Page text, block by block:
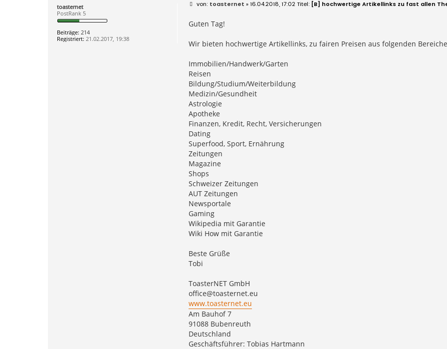
toasternet
PostRank 5
Beiträge: 214
Registriert: 21.02.2017, 19:38
B
t
g
toasternet » 16.04.2018, 17:02 [B] hochwertige Artikellinks zu fast allen
Guten Tag!
Wir bieten hochwertige Artikellinks, zu fairen Preisen aus folgenden
Immobilien/Handwerk/Garten
Reisen
Bildung/Studium/Weiterbildung
Medizin/Gesundheit
Astrologie
Apotheke
Finanzen, Kredit, Recht, Versicherungen
Dating
Superfood, Sport, Ernährung
Zeitungen
Magazine
Shops
Schweizer Zeitungen
AUT Zeitungen
Newsportale
Gaming
Wikipedia mit Garantie
Wiki How mit Garantie
Beste Grüße
Tobi
ToasterNET GmbH
office@toasternet.eu
www.toasternet.eu
Am Bauhof 7
91088 Bubenreuth
Deutschland
Geschäftsführer: Tobias Hartmann